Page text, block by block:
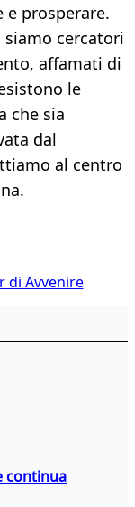
e prosperare.
siamo cercatori
affamati di
le
che sia
dal
al centro
di Avvenire
continua